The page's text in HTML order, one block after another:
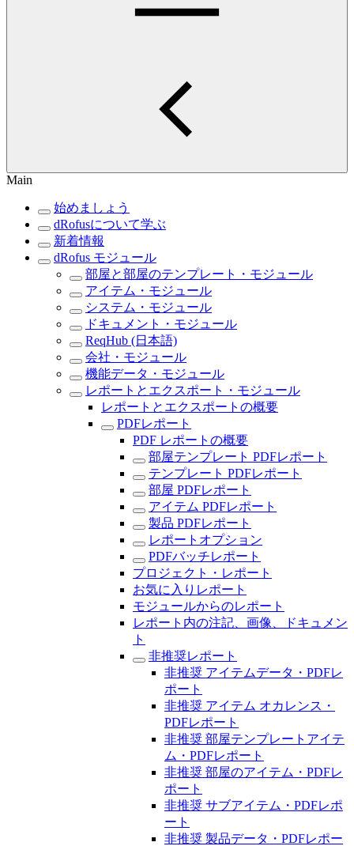
Main
始めましょう
dRofusについて学ぶ
新着情報
dRofus モジュール
部屋と部屋のテンプレート・モジュール
アイテム・モジュール
システム・モジュール
ドキュメント・モジュール
ReqHub (日本語)
会社・モジュール
機能データ・モジュール
レポートとエクスポート・モジュール
レポートとエクスポートの概要
PDFレポート
PDF レポートの概要
部屋テンプレート PDFレポート
テンプレート PDFレポート
部屋 PDFレポート
アイテム PDFレポート
製品 PDFレポート
レポートオプション
PDFバッチレポート
プロジェクト・レポート
お気に入りレポート
モジュールからのレポート
レポート内の注記、画像、ドキュメン
ト
非推奨レポート
非推奨 アイテムデータ・PDFレ
ポート
非推奨 アイテム オカレンス・
PDFレポート
非推奨 部屋テンプレートアイテ
ム・PDFレポート
非推奨 部屋のアイテム・PDFレ
ポート
非推奨 サブアイテム・PDFレポ
ート
非推奨 製品データ・PDFレポー